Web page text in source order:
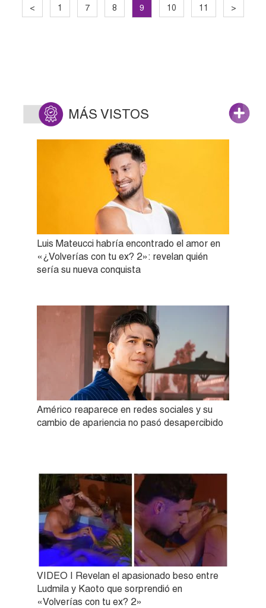
< 1 7 8 9 10 11 >
MÁS VISTOS
Luis Mateucci habría encontrado el amor en
«¿Volverías con tu ex? 2»: revelan quién
sería su nueva conquista
Américo reaparece en redes sociales y su
cambio de apariencia no pasó desapercibido
VIDEO | Revelan el apasionado beso entre
Ludmila y Kaoto que sorprendió en
«Volverías con tu ex? 2»